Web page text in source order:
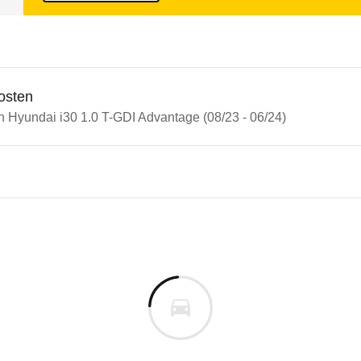
Hyundai i30 1.0 T-GDI Advantage (08/23 - 06/24)
Baureihengeneration wie das